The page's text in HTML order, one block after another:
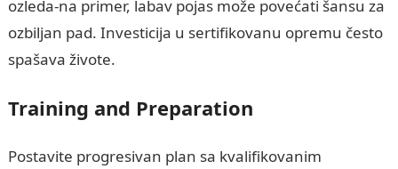
ozleda-na primer, labav pojas može povećati šansu za
ozbiljan pad. Investicija u sertifikovanu opremu često
spašava živote.
Training and Preparation
Postavite progresivan plan sa kvalifikovanim